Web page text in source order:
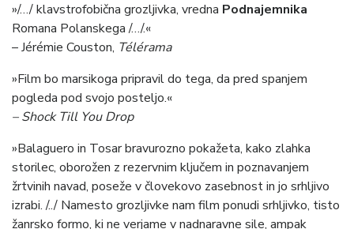
»/…/ klavstrofobična grozljivka, vredna Podnajemnika
Romana Polanskega /…/.«
– Jérémie Couston, Télérama
»Film bo marsikoga pripravil do tega, da pred spanjem
pogleda pod svojo posteljo.«
– Shock Till You Drop
»Balaguero in Tosar bravurozno pokažeta, kako zlahka
storilec, oborožen z rezervnim ključem in poznavanjem
žrtvinih navad, poseže v človekovo zasebnost in jo srhljivo
izrabi. /../ Namesto grozljivke nam film ponudi srhljivko, tisto
žanrsko formo, ki ne verjame v nadnaravne sile, ampak